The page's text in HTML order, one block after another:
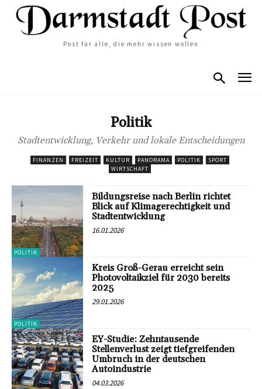
Post für alle, die mehr wissen wollen
Politik
Stadtentwicklung, Verkehr und lokale Entscheidungen
FINANZEN FREIZEIT KULTUR PANORAMA POLITIK
SPORT
WIRTSCHAFT
POLITIK
Bildungsreise nach Berlin richtet
Blick auf Klimagerechtigkeit und
Stadtentwicklung
16.01.2026
POLITIK
Kreis Groß-Gerau erreicht sein
Photovoltaikziel für 2030 bereits
2025
29.01.2026
EY-Studie: Zehntausende
Stellenverlust zeigt tiefgreifenden
Umbruch in der deutschen
Autoindustrie
04.03.2026